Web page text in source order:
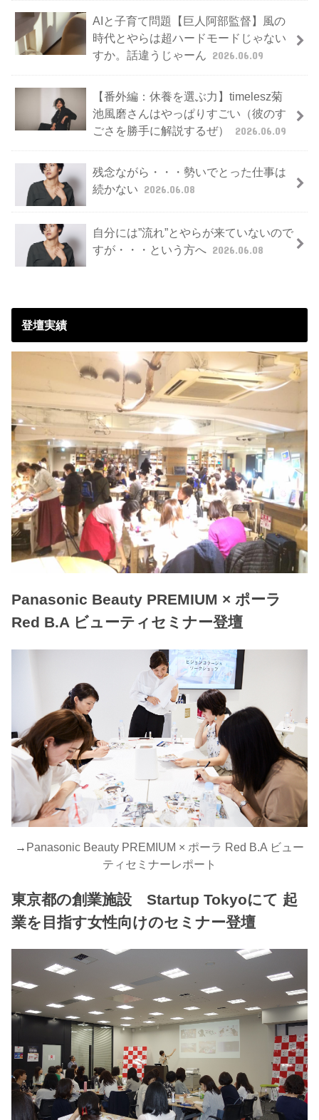
AIと子育て問題【巨人阿部監督】風の
時代とやらは超ハードモードじゃない
すか。話違うじゃーん 2026.06.09
【番外編：休養を選ぶ力】timelesz菊
池風磨さんはやっぱりすごい（彼のす
ごさを勝手に解説するぜ）
2026.06.09
残念ながら・・・勢いでとった仕事は
続かない 2026.06.08
自分には”流れ”とやらが来ていないので
すが・・・という方へ 2026.06.08
登壇実績
Panasonic Beauty PREMIUM × ポーラ
Red B.A ビューティセミナー登壇
→ Panasonic Beauty PREMIUM × ポーラ Red B.A ビュー
ティセミナーレポート
東京都の創業施設 Startup Tokyoにて 起
業を目指す女性向けのセミナー登壇